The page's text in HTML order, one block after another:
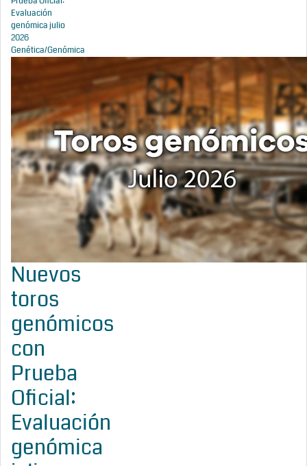
Evaluación
genómica julio
2026
Genética/Genómica
Nuevos
toros
genómicos
con
Prueba
Oficial:
Evaluación
genómica